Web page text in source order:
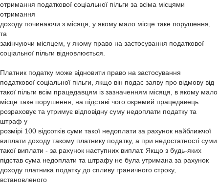
отримання податкової соціальної пільги за всіма місцями
отримання
доходу починаючи з місяця, у якому мало місце таке порушення,
та
закінчуючи місяцем, у якому право на застосування податкової
соціальної пільги відновлюється.
Платник податку може відновити право на застосування
податкової соціальної пільги, якщо він подає заяву про відмову від
такої пільги всім працедавцям із зазначенням місяця, в якому мало
місце таке порушення, на підставі чого окремий працедавець
розраховує та утримує відповідну суму недоплати податку та
штраф у
розмірі 100 відсотків суми такої недоплати за рахунок найближчої
виплати доходу такому платнику податку, а при недостатності суми
такої виплати - за рахунок наступних виплат. Якщо з будь-яких
підстав сума недоплати та штрафу не була утримана за рахунок
доходу платника податку до спливу граничного строку,
встановленого